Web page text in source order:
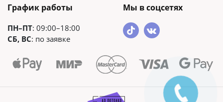
График работы
ПН–ПТ: 09:00–18:00
СБ, ВС: по заявке
Мы в соцсетях